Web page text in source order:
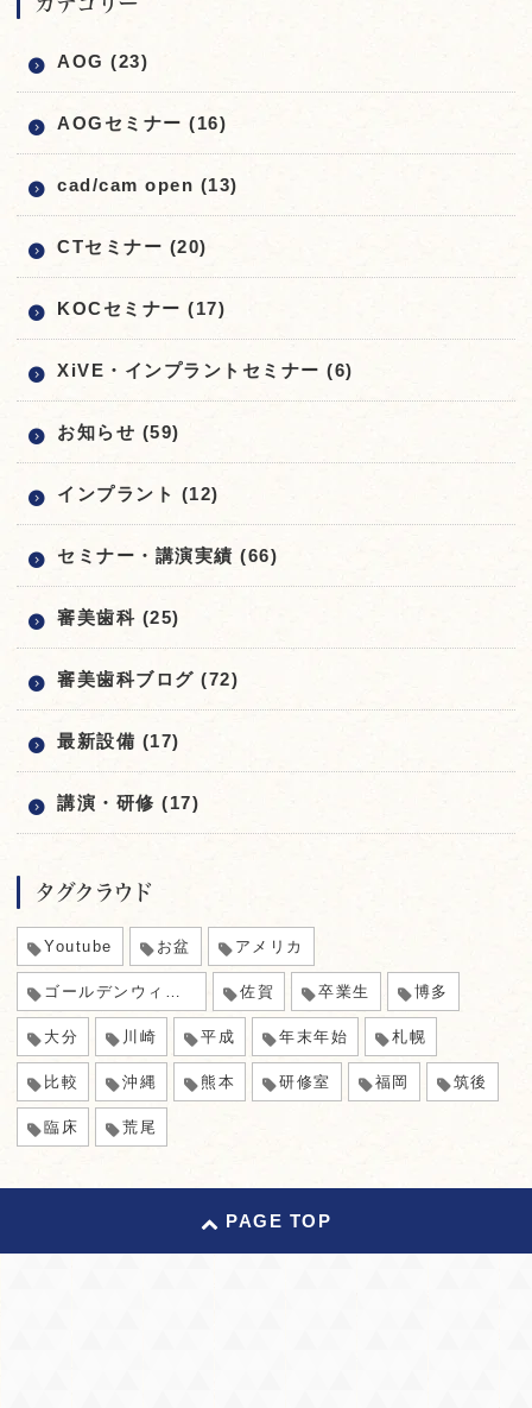
AOG (23)
AOGセミナー (16)
cad/cam open (13)
CTセミナー (20)
KOCセミナー (17)
XiVE・インプラントセミナー (6)
お知らせ (59)
インプラント (12)
セミナー・講演実績 (66)
審美歯科 (25)
審美歯科ブログ (72)
最新設備 (17)
講演・研修 (17)
タグクラウド
Youtube お盆 アメリカ
ゴールデンウィーク 佐賀 卒業生 博多
大分 川崎 平成 年末年始 札幌
比較 沖縄 熊本 研修室 福岡 筑後
臨床 荒尾
PAGE TOP